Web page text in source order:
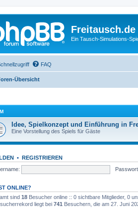
Freitausch.de
Ein Tausch-Simulations-
FAQ
Übersicht
Idee, Spielkonzept und Einführung in
Eine Vorstellung des Spiels für Gäste
• REGISTRIEREN
ONLINE?
sind 18 Besucher online :: 0 sichtbare Mitglieder, 0
liegt bei 741 Besuchern, die am 27. Juni